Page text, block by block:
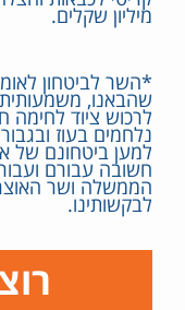
מיליון שקלים.
*השר לביטחון
שהבאנו,
לרכוש ציוד
נלחמים בעוז
למען ביטחונם של
חשובה עבורם
הממשלה ושר
לבקשותינו.